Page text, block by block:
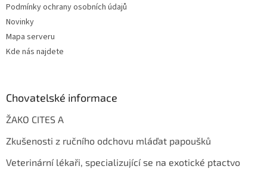
Podmínky ochrany osobních údajů
Novinky
Mapa serveru
Kde nás najdete
Chovatelské informace
ŽAKO CITES A
Zkušenosti z ručního odchovu mláďat papoušků
Veterinární lékaři, specializující se na exotické ptactvo